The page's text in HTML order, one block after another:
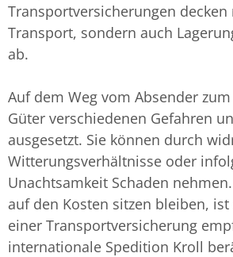
Transportversicherungen
Transport, sondern auch
ab.
Auf dem Weg vom Absender
Güter verschiedenen Gefahren
ausgesetzt. Sie können durch
Witterungsverhältnisse oder
Unachtsamkeit Schaden
auf den Kosten sitzen bleiben,
einer Transportversicherung
internationale Spedition Kroll